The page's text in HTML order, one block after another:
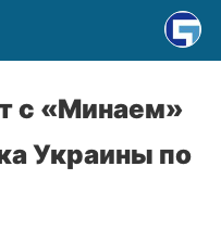
с «Минаем»
Украины по